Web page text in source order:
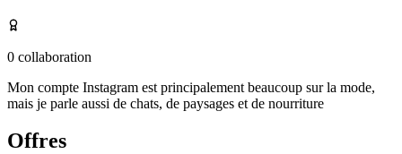
0 collaboration
Mon compte Instagram est principalement beaucoup sur la mode,
mais je parle aussi de chats, de paysages et de nourriture
Offres